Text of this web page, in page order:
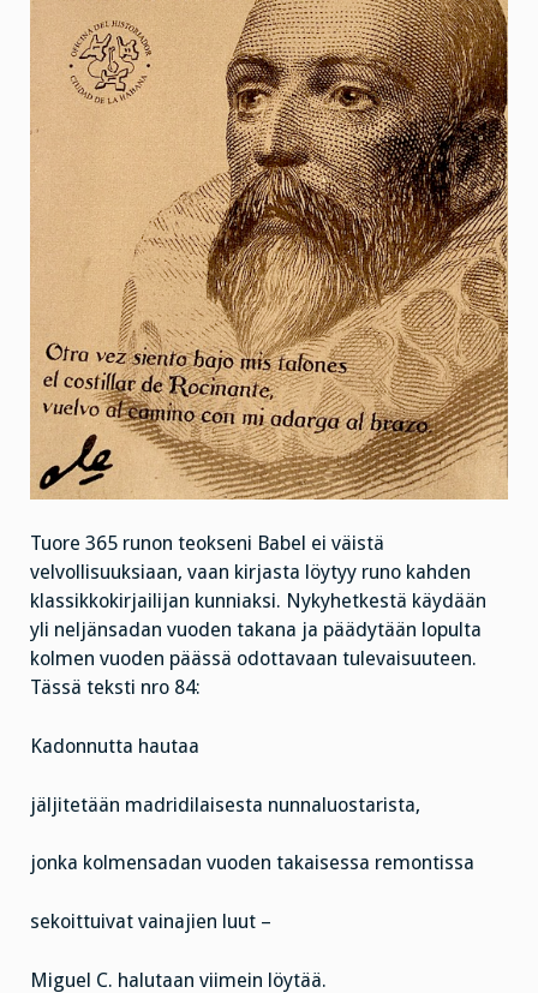
Tuore 365 runon teokseni Babel ei väistä
velvollisuuksiaan, vaan kirjasta löytyy runo kahden
klassikkokirjailijan kunniaksi. Nykyhetkestä käydään
yli neljänsadan vuoden takana ja päädytään lopulta
kolmen vuoden päässä odottavaan tulevaisuuteen.
Tässä teksti nro 84:
Kadonnutta hautaa
jäljitetään madridilaisesta nunnaluostarista,
jonka kolmensadan vuoden takaisessa remontissa
sekoittuivat vainajien luut –
Miguel C. halutaan viimein löytää.